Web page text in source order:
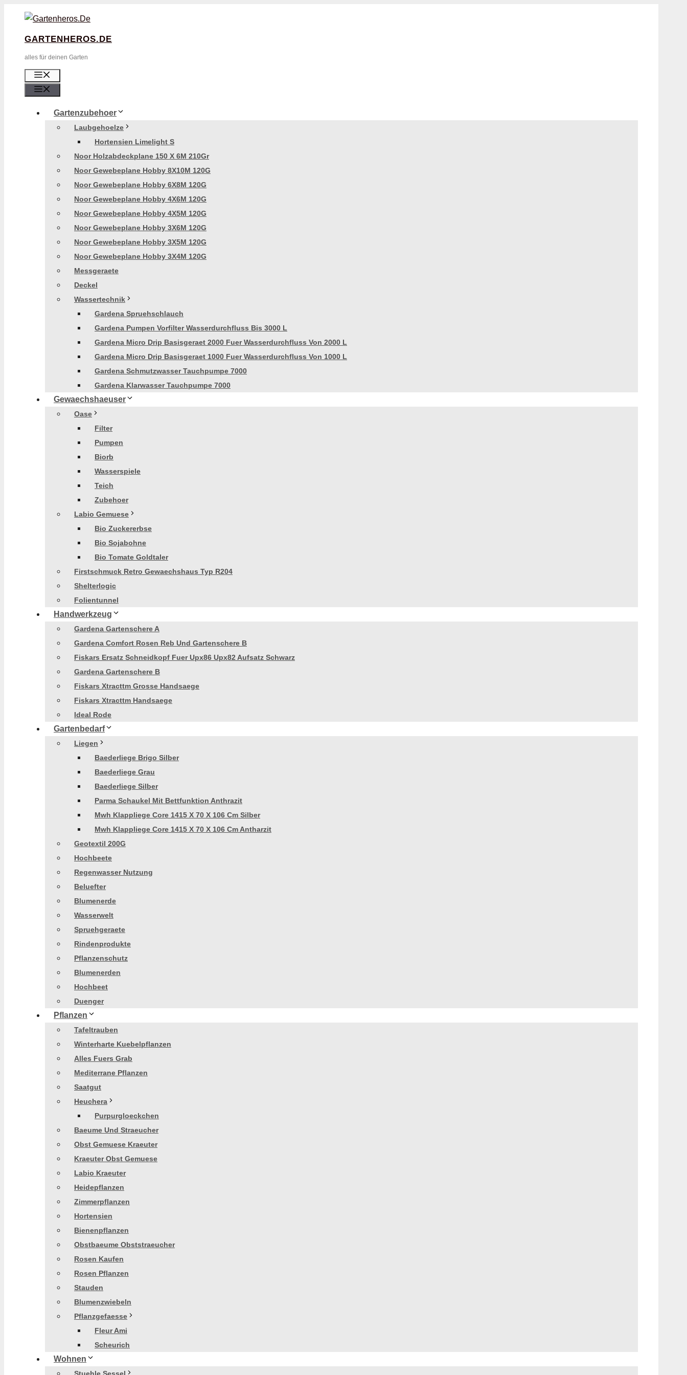
SpringenGARTENHEROS.DE
alles für deinen Garten
Gartenzubehoer
Laubgehoelze
Hortensien Limelight S
Noor Holzabdeckplane 150 X 6M 210Gr
Noor Gewebeplane Hobby 8X10M 120G
Noor Gewebeplane Hobby 6X8M 120G
Noor Gewebeplane Hobby 4X6M 120G
Noor Gewebeplane Hobby 4X5M 120G
Noor Gewebeplane Hobby 3X6M 120G
Noor Gewebeplane Hobby 3X5M 120G
Noor Gewebeplane Hobby 3X4M 120G
Messgeraete
Deckel
Wassertechnik
Gardena Spruehschlauch
Gardena Pumpen Vorfilter Wasserdurchfluss Bis 3000 L
Gardena Micro Drip Basisgeraet 2000 Fuer Wasserdurchfluss Von 2000 L
Gardena Micro Drip Basisgeraet 1000 Fuer Wasserdurchfluss Von 1000 L
Gardena Schmutzwasser Tauchpumpe 7000
Gardena Klarwasser Tauchpumpe 7000
Gewaechshaeuser
Oase
Filter
Pumpen
Biorb
Wasserspiele
Teich
Zubehoer
Labio Gemuese
Bio Zuckererbse
Bio Sojabohne
Bio Tomate Goldtaler
Firstschmuck Retro Gewaechshaus Typ R204
Shelterlogic
Folientunnel
Handwerkzeug
Gardena Gartenschere A
Gardena Comfort Rosen Reb Und Gartenschere B
Fiskars Ersatz Schneidkopf Fuer Upx86 Upx82 Aufsatz Schwarz
Gardena Gartenschere B
Fiskars Xtracttm Grosse Handsaege
Fiskars Xtracttm Handsaege
Ideal Rode
Gartenbedarf
Liegen
Baederliege Brigo Silber
Baederliege Grau
Baederliege Silber
Parma Schaukel Mit Bettfunktion Anthrazit
Mwh Klappliege Core 1415 X 70 X 106 Cm Silber
Mwh Klappliege Core 1415 X 70 X 106 Cm Antharzit
Geotextil 200G
Hochbeete
Regenwasser Nutzung
Beluefter
Blumenerde
Wasserwelt
Spruehgeraete
Rindenprodukte
Pflanzenschutz
Blumenerden
Hochbeet
Duenger
Pflanzen
Tafeltrauben
Winterharte Kuebelpflanzen
Alles Fuers Grab
Mediterrane Pflanzen
Saatgut
Heuchera
Purpurgloeckchen
Baeume Und Straeucher
Obst Gemuese Kraeuter
Kraeuter Obst Gemuese
Labio Kraeuter
Heidepflanzen
Zimmerpflanzen
Hortensien
Bienenpflanzen
Obstbaeume Obststraeucher
Rosen Kaufen
Rosen Pflanzen
Stauden
Blumenzwiebeln
Pflanzgefaesse
Fleur Ami
Scheurich
Wohnen